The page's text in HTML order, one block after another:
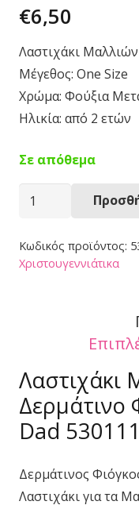
€6,50
Λαστιχάκι
Μέγεθος: One Size
Χρώμα: Φούξια
Ηλικία: από 2 ετών
Σε απόθεμα
Λαστιχάκι
53011142
ποσότητα
Κωδικός προϊόντος:
Χριστουγεννιάτικα
Λαστιχάκι
Δερμάτινο
Dad
Δερμάτινος
Λαστιχάκι για τα